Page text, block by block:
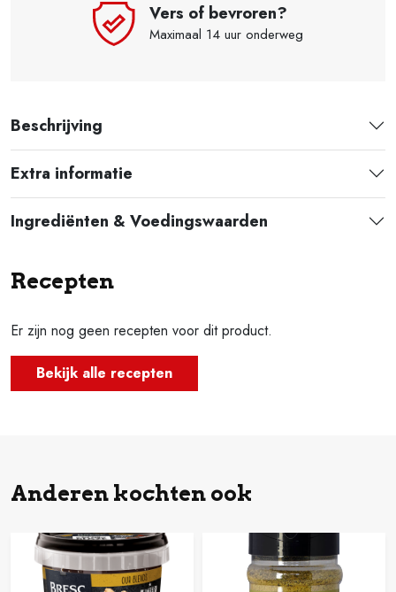
Vers of bevroren?
Maximaal 14 uur onderweg
Beschrijving
Extra informatie
Ingrediënten & Voedingswaarden
Recepten
Er zijn nog geen recepten voor dit product.
Bekijk alle recepten
Anderen kochten ook